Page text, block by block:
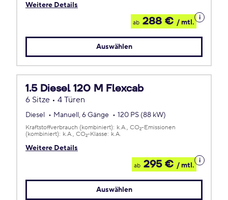
Weitere Details
ab 288 € / mtl.
Details
zum
Auswählen
1.5 Diesel 120 M Flexcab
6 Sitze • 4 Türen
Diesel Manuell, 6 Gänge 120 PS (88 kW)
Weitere Details
Kraftstoffverbrauch (kombiniert): k.A. CO2-Emissionen
(kombiniert): k.A. CO2-Klasse: k.A.
ab 295 € / mtl.
Details
zum
Auswählen